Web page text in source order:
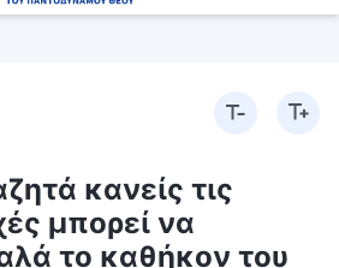
κανείς τις
μπορεί να
το καθήκον του